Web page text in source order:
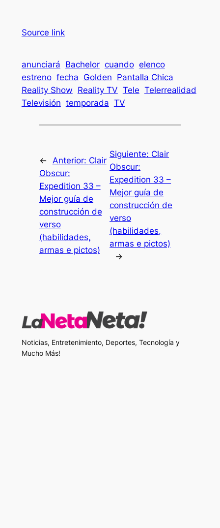
Source link
anunciará Bachelor cuando elenco
estreno fecha Golden Pantalla Chica
Reality Show Reality TV Tele Telerrealidad
Televisión temporada TV
← Anterior: Clair
Obscur:
Expedition 33 –
Mejor guía de
construcción de
verso
(habilidades,
armas e pictos)
Siguiente: Clair
Obscur:
Expedition 33 –
Mejor guía de
construcción de
verso
(habilidades,
armas e pictos)
→
Noticias, Entretenimiento, Deportes, Tecnología y
Mucho Más!